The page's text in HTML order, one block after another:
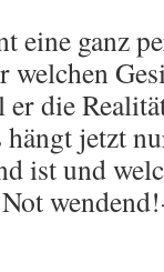
eine ganz
die
hängt jetzt
ist und